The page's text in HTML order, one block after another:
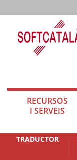
RECURSOS
I SERVEIS
TRADUCTOR